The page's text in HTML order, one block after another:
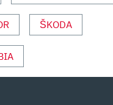
ŠKODA